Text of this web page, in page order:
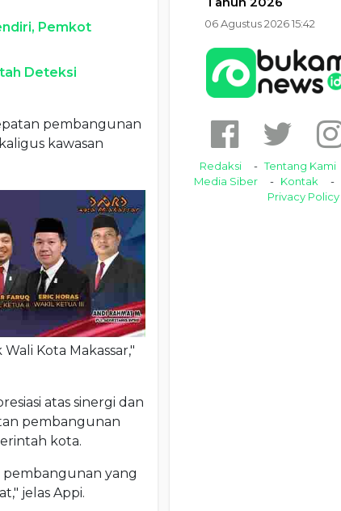
Pemkot
Deteksi
pembangunan
kawasan
Kota Makassar,"
atas sinergi dan
pembangunan
kota.
yang
jelas Appi.
06 Agustus 2026 15:42
Redaksi Tentang Kami
Media Siber
Kontak
Privacy Policy